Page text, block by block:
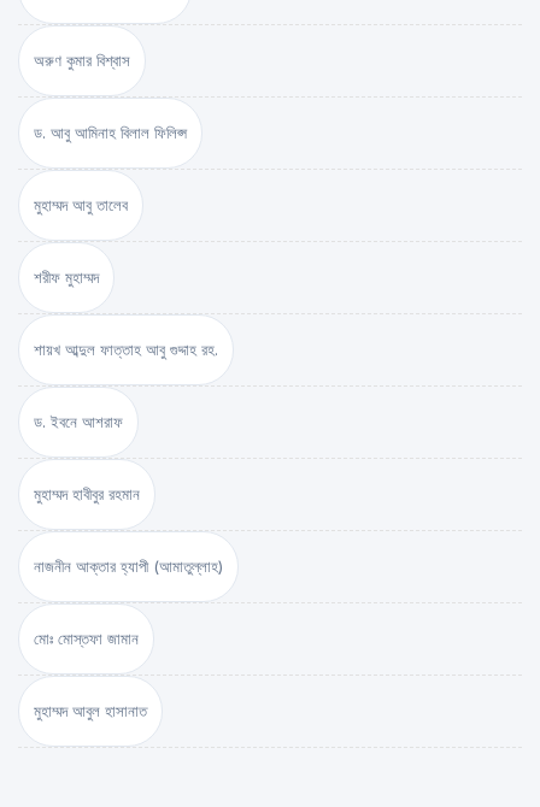
অরুণ কুমার বিশ্বাস
ড. আবু আমিনাহ বিলাল ফিলিপ্স
মুহাম্মদ আবু তালেব
শরীফ মুহাম্মদ
শায়খ আব্দুল ফাত্তাহ আবু গুদ্দাহ রহ.
ড. ইবনে আশরাফ
মুহাম্মদ হাবীবুর রহমান
নাজনীন আক্তার হ্যাপী (আমাতুল্লাহ)
মোঃ মোস্তফা জামান
মুহাম্মদ আবুল হাসানাত